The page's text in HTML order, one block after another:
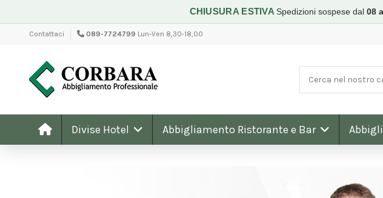
CHIUSURA ESTIVASpedizioni sospese dal08
Contattaci 089-7724799 Lun-Ven 8,30-18,00
Divise Hotel Abbigliamento Ristorante e Bar